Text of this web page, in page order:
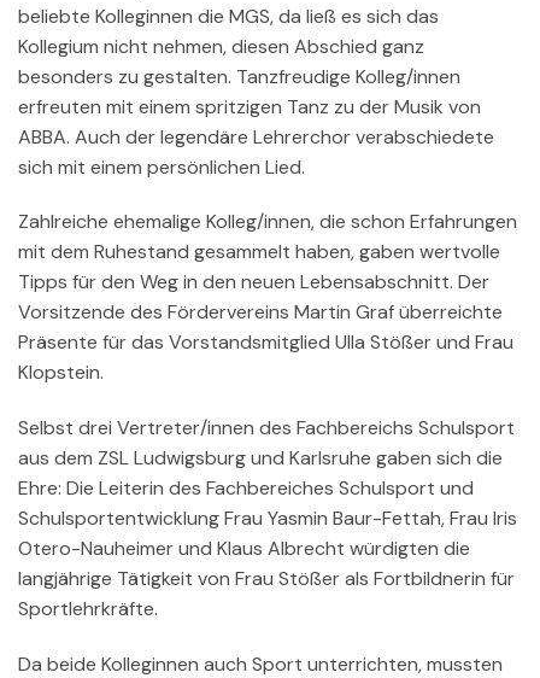
beliebte Kolleginnen die MGS, da ließ es sich das
Kollegium nicht nehmen, diesen Abschied ganz
besonders zu gestalten. Tanzfreudige Kolleg/innen
erfreuten mit einem spritzigen Tanz zu der Musik von
ABBA. Auch der legendäre Lehrerchor verabschiedete
sich mit einem persönlichen Lied.
Zahlreiche ehemalige Kolleg/innen, die schon Erfahrungen
mit dem Ruhestand gesammelt haben, gaben wertvolle
Tipps für den Weg in den neuen Lebensabschnitt. Der
Vorsitzende des Fördervereins Martin Graf überreichte
Präsente für das Vorstandsmitglied Ulla Stößer und Frau
Klopstein.
Selbst drei Vertreter/innen des Fachbereichs Schulsport
aus dem ZSL Ludwigsburg und Karlsruhe gaben sich die
Ehre: Die Leiterin des Fachbereiches Schulsport und
Schulsportentwicklung Frau Yasmin Baur-Fettah, Frau Iris
Otero-Nauheimer und Klaus Albrecht würdigten die
langjährige Tätigkeit von Frau Stößer als Fortbildnerin für
Sportlehrkräfte.
Da beide Kolleginnen auch Sport unterrichten, mussten